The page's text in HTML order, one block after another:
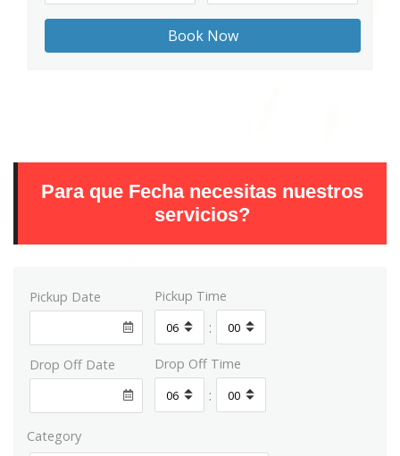
Para que Fecha necesitas nuestros
servicios?
Pickup Date Pickup Time
:
Drop Off Date Drop Off Time
:
Category